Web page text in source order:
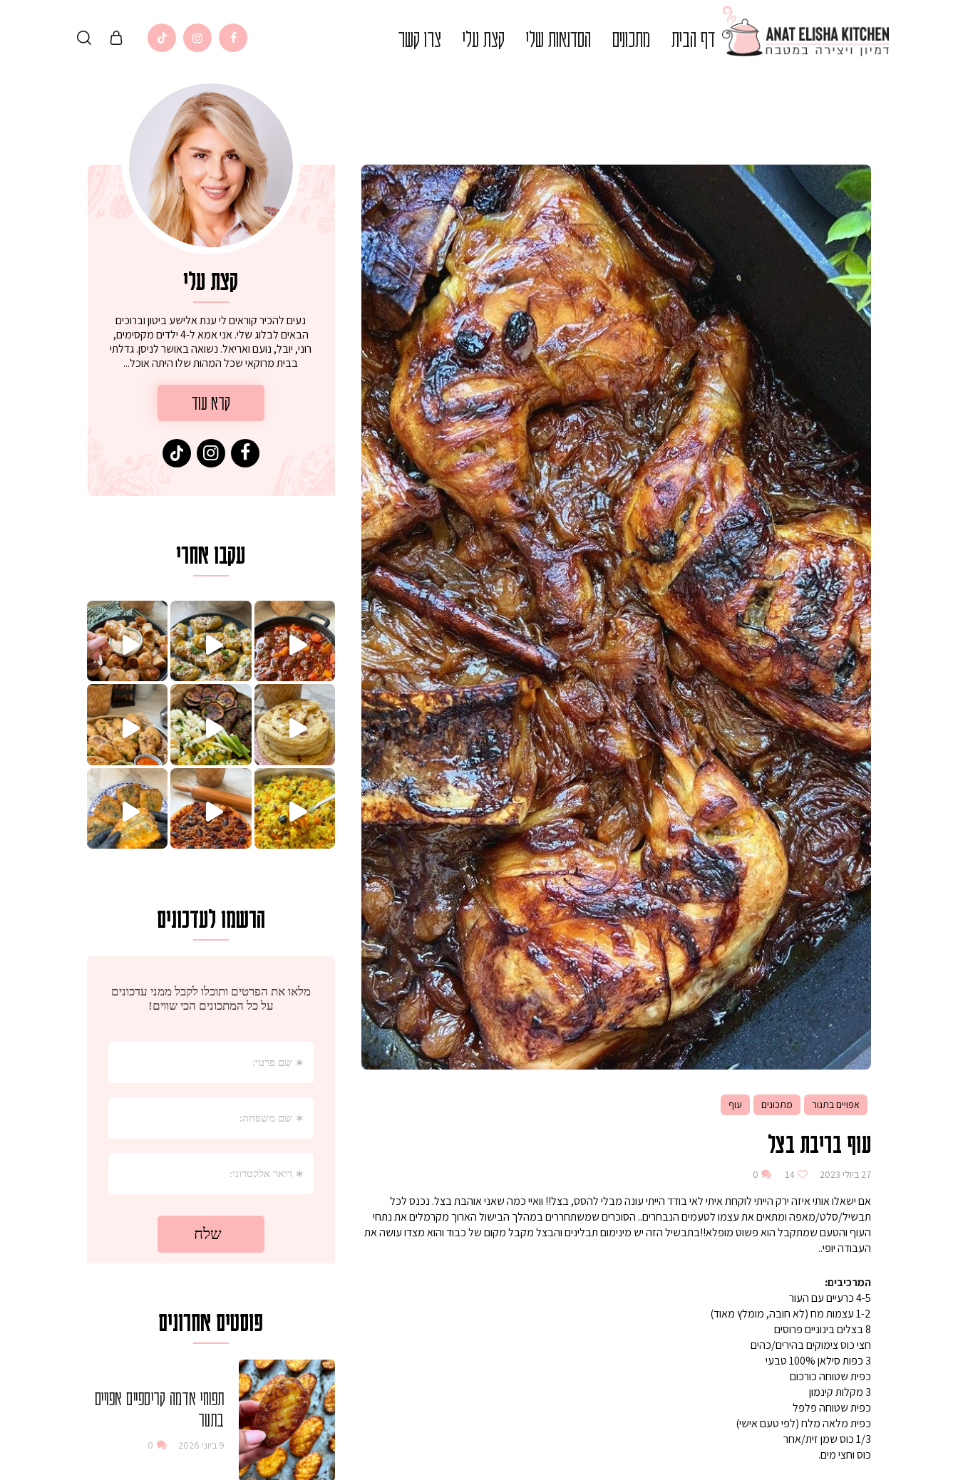
דף הבית מתכונים הסדנאות שלי קצת עלי צרו קשר
אפויים בתנור מתכונים עוף
עוף בריבת בצל
27 ביולי 2023 14
0
אם ישאלו אותי איזה ירק הייתי לוקחת איתי לאי בודד הייתי עונה מבלי להסס, בצל!! וואיי כמה שאני אוהבת בצל. נכנס לכל
תבשיל/סלט/מאפה ומתאים את עצמו לטעמים הנבחרים.. הסוכרים שמשתחררים במהלך הבישול הארוך מקרמלים את נתחי
העוף והטעם שמתקבל הוא פשוט מופלא!!בתבשיל הזה יש מינימום תבלינים והבצל מקבל מקום של כבוד והוא מצדו עושה את
העבודה יופי..
המרכיבים:
4-5 כרעיים עם העור
1-2 עצמות מח (לא חובה, מומלץ מאוד)
8 בצלים בינוניים פרוסים
חצי כוס צימוקים בהירים/כהים
3 כפות סילאן 100% טבעי
כפית שטוחה כורכום
3 מקלות קינמון
כפית שטוחה פלפל
כפית מלאה מלח (לפי טעם אישי)
1/3 כוס שמן זית/אחר
כוס וחצי מים.
קצת עלי
נעים להכיר קוראים לי ענת אלישע ביטון וברוכים
הבאים לבלוג שלי. אני אמא ל-4 ילדים מקסימים,
רוני, יובל, נועם ואריאל. נשואה באושר לניסן. גדלתי
בבית מרוקאי שכל המהות שלו היתה אוכל...
קרא עוד
עקבו אחרי
תבשיל גולש לכבוד שבת קודש, מתכון חדש. גולש המר
קלחי תירס צרובים על מחבת עם גבינה בולגרית מעודנת מ
נשנושי פרגיות קריספיים ממכרים שמכינים בכמה דקות עב
לחם מחבת שהוא שילוב של מופלטה וספינז׳, רעיון מעול
⁨ סביח מפורק כי צריך לאכול משהו אז מה בשבילכם? בפ
פסטל טוניסאי לתשעת הימים, חשבתי מה לחדש לכם ונראה
אורז יצירתי לתשעת הימים ולכבוד שבת קודשלמתכון
פיצה של תשעת הימים ולמה היא נקראת ככה? ההסבר בסרטו
מז׳ווז׳ין או בתרגום לעברית, מחותניםמתכון ראש
הרשמו לעדכונים
פוסטים אחרונים
תפוחי אדמה קריספיים אפויים
בתנור
9 ביוני 2026 0